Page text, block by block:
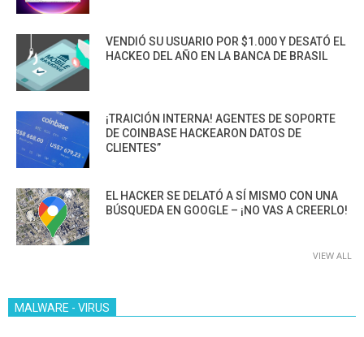
VENDIÓ SU USUARIO POR $1.000 Y DESATÓ EL
HACKEO DEL AÑO EN LA BANCA DE BRASIL
¡TRAICIÓN INTERNA! AGENTES DE SOPORTE
DE COINBASE HACKEARON DATOS DE
CLIENTES”
EL HACKER SE DELATÓ A SÍ MISMO CON UNA
BÚSQUEDA EN GOOGLE – ¡NO VAS A CREERLO!
VIEW ALL
MALWARE - VIRUS